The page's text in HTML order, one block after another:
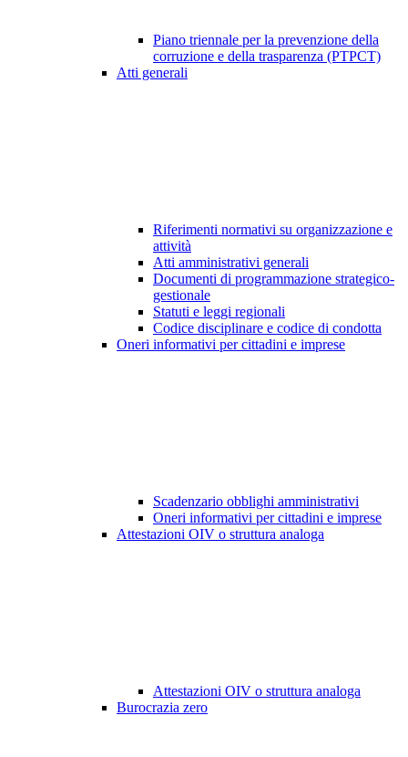
Piano triennale per la prevenzione della
corruzione e della trasparenza (PTPCT)
Atti generali
Riferimenti normativi su organizzazione e
attività
Atti amministrativi generali
Documenti di programmazione strategico-
gestionale
Statuti e leggi regionali
Codice disciplinare e codice di condotta
Oneri informativi per cittadini e imprese
Scadenzario obblighi amministrativi
Oneri informativi per cittadini e imprese
Attestazioni OIV o struttura analoga
Attestazioni OIV o struttura analoga
Burocrazia zero